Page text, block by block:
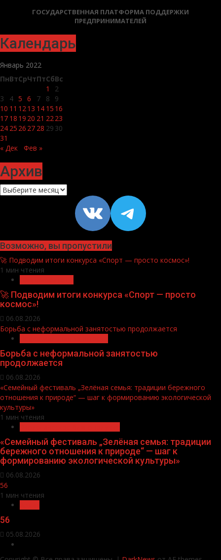
ГОСУДАРСТВЕННАЯ ПЛАТФОРМА ПОДДЕРЖКИ
ПРЕДПРИНИМАТЕЛЕЙ
Календарь
Январь 2022
ПнВтСрЧтПтСбВс
1
2
3
4 5 6 7 8
9
10 11 1213 14 15 16
17 18 19 20 21 2223
24 25 26 27 28 29 30
31
« Дек
Фев »
Архив
Архив
VK https://
Возможно, вы пропустили
🚀 Подводим итоги конкурса «Спорт — просто космос»!
1 мин чтения
🚀 Подводим итоги конкурса «Спорт — просто
космос»!
06.08.2026
Борьба с неформальной занятостью продолжается
Борьба с неформальной занятостью
продолжается
06.08.2026
«Семейный фестиваль „Зелёная семья: традиции бережного
отношения к природе“ — шаг к формированию экологической
культуры»
1 мин чтения
«Семейный фестиваль „Зелёная семья: традиции
бережного отношения к природе“ — шаг к
формированию экологической культуры»
06.08.2026
56
1 мин чтения
56
05.08.2026